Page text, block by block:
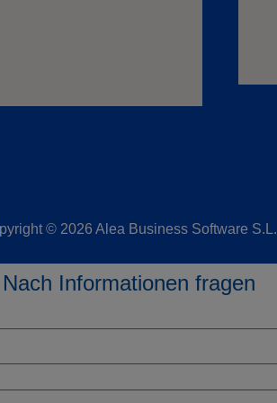
© 2026 Alea Business Software S.L.
Nach Informationen fragen